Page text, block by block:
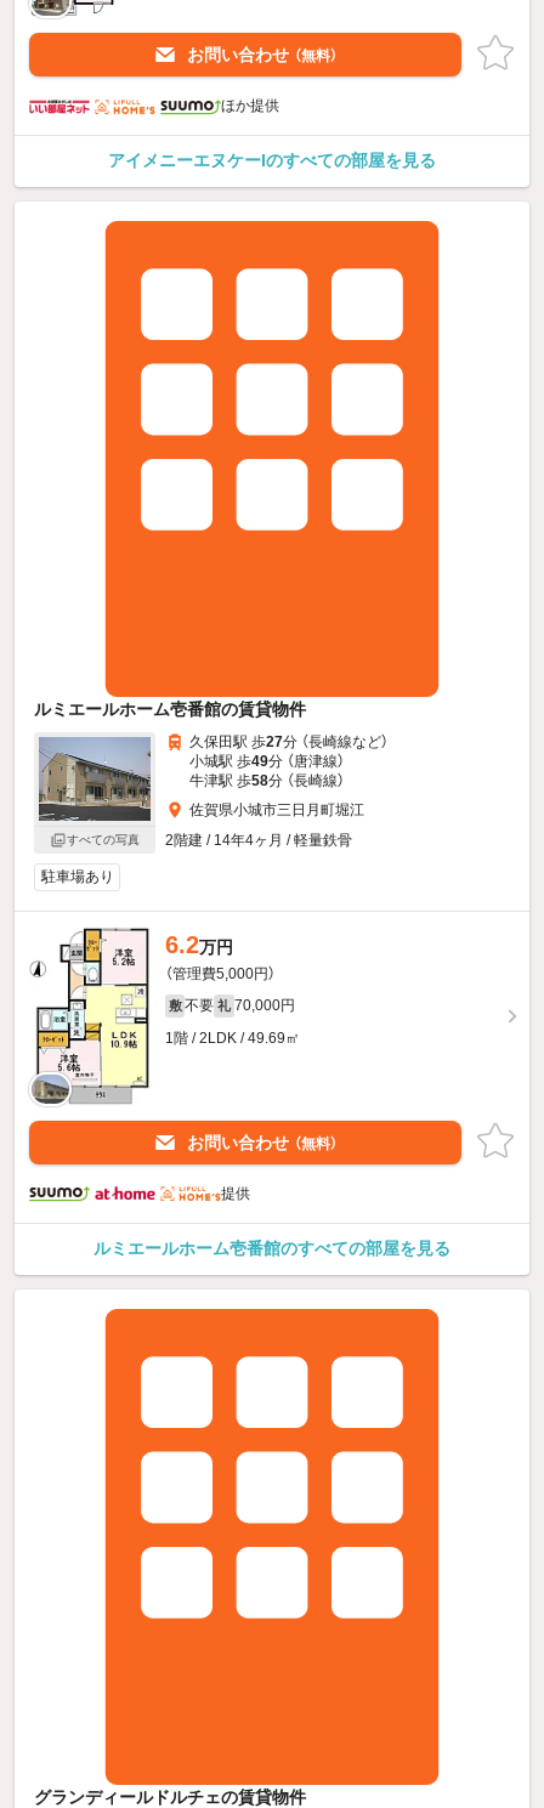
お問い合わせ （無料）
ほか提供
アイメニーエヌケーIのすべての部屋を見る
ルミエールホーム壱番館の賃貸物件
すべての写真
久保田駅 歩27分 （長崎線など）
小城駅 歩49分 （唐津線）
牛津駅 歩58分 （長崎線）
佐賀県小城市三日月町堀江
2階建 / 14年4ヶ月 / 軽量鉄骨
駐車場あり
6.2万円
（管理費5,000円）
敷 不要 礼 70,000円
1階 / 2LDK / 49.69㎡
お問い合わせ （無料）
提供
ルミエールホーム壱番館のすべての部屋を見る
グランディールドルチェの賃貸物件